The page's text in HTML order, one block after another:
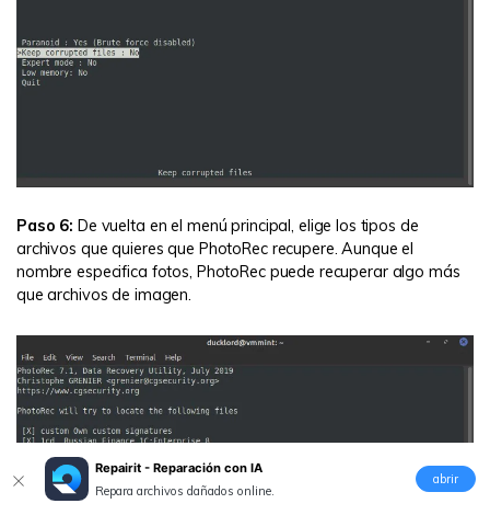
Repairit - Reparación con IA
Repara archivos dañados online.
abrir
Paso 6: De vuelta en el menú principal, elige los tipos de
archivos que quieres que PhotoRec recupere. Aunque el
nombre especifica fotos, PhotoRec puede recuperar algo más
que archivos de imagen.